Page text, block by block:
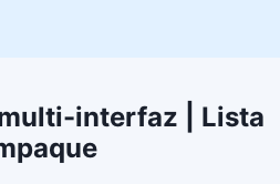
interfaz | Lista